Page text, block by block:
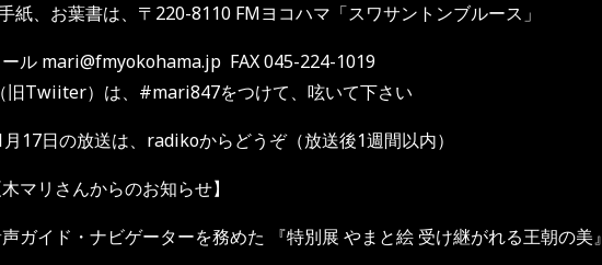
紙、お葉書は、〒220-8110 FMヨコハマ「スワサントンブルース」
ル mari@fmyokohama.jp FAX 045-224-1019
旧Twiiter）は、#mari847をつけて、呟いて下さい
17日の放送は、radikoからどうぞ（放送後1週間以内）
木マリさんからのお知らせ】
ガイド・ナビゲーターを務めた 『特別展 やまと絵 受け継がれる王朝の美』